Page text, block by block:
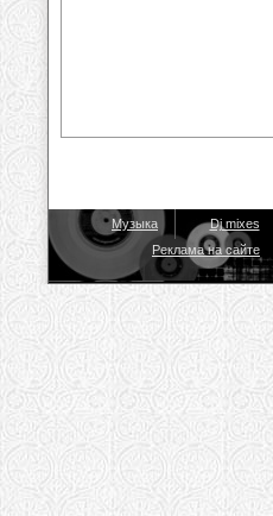
Музыка Dj mixes
Реклама на сайте